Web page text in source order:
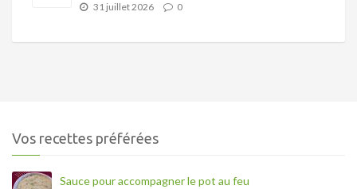
31 juillet 2026 0
Vos recettes préférées
Sauce pour accompagner le pot au feu